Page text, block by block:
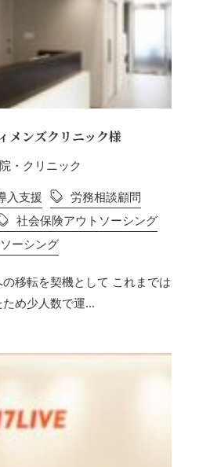
メンズクリニック様
・クリニック
入支援
労務相談顧問
社会保険アウトソーシング
ーシング
移転を契機として これまでは
め少人数で運...